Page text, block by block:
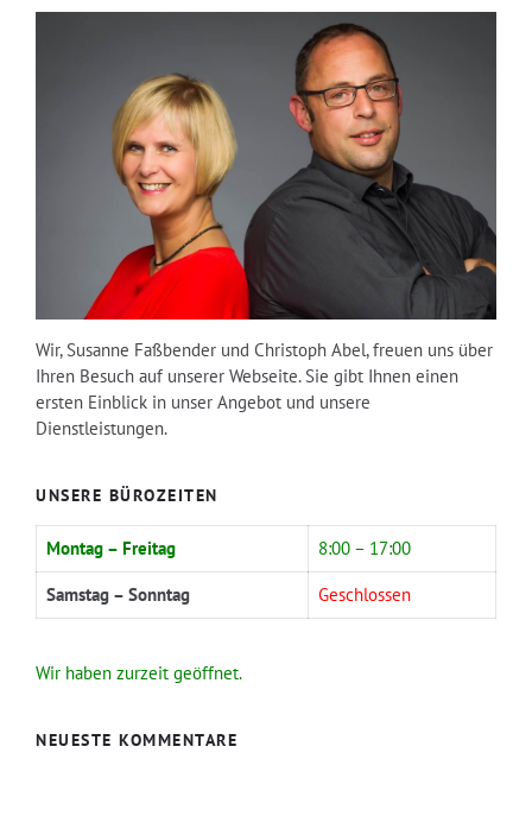
Wir, Susanne Faßbender und Christoph Abel, freuen uns über
Ihren Besuch auf unserer Webseite. Sie gibt Ihnen einen
ersten Einblick in unser Angebot und unsere
Dienstleistungen.
UNSERE BÜROZEITEN
Montag – Freitag 8:00 – 17:00
Samstag – Sonntag Geschlossen
Wir haben zurzeit geöffnet.
NEUESTE KOMMENTARE